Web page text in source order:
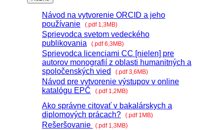
Návod na vytvorenie ORCID a jeho
používanie
(.pdf 1,3MB)
Sprievodca svetom vedeckého
publikovania
(.pdf 6,3MB)
Sprievodca licenciami CC [nielen] pre
autorov monografií z oblasti humanitných a
spoločenských vied
(.pdf 3,6MB)
Návod pre vytvorenie výstupov v online
katalógu EPČ
(.pdf 1,2MB)
Ako správne citovať v bakalárskych a
diplomových prácach?
(.pdf 1MB)
Rešeršovanie (.pdf 1,3MB)